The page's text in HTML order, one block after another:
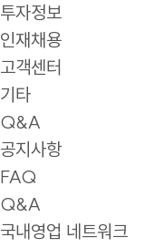
투자정보
인재채용
고객센터
기타
Q&A
공지사항
FAQ
Q&A
국내영업 네트워크